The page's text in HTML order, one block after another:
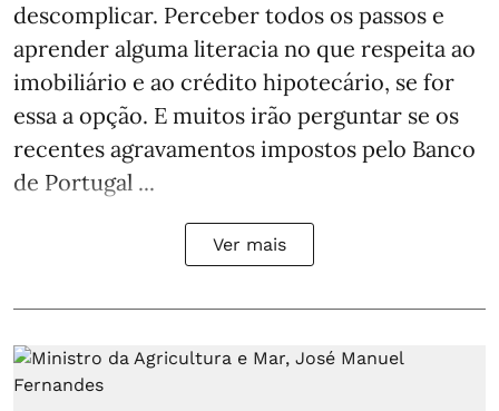
descomplicar. Perceber todos os passos e
aprender alguma literacia no que respeita ao
imobiliário e ao crédito hipotecário, se for
essa a opção. E muitos irão perguntar se os
recentes agravamentos impostos pelo Banco
de Portugal ...
Ver mais